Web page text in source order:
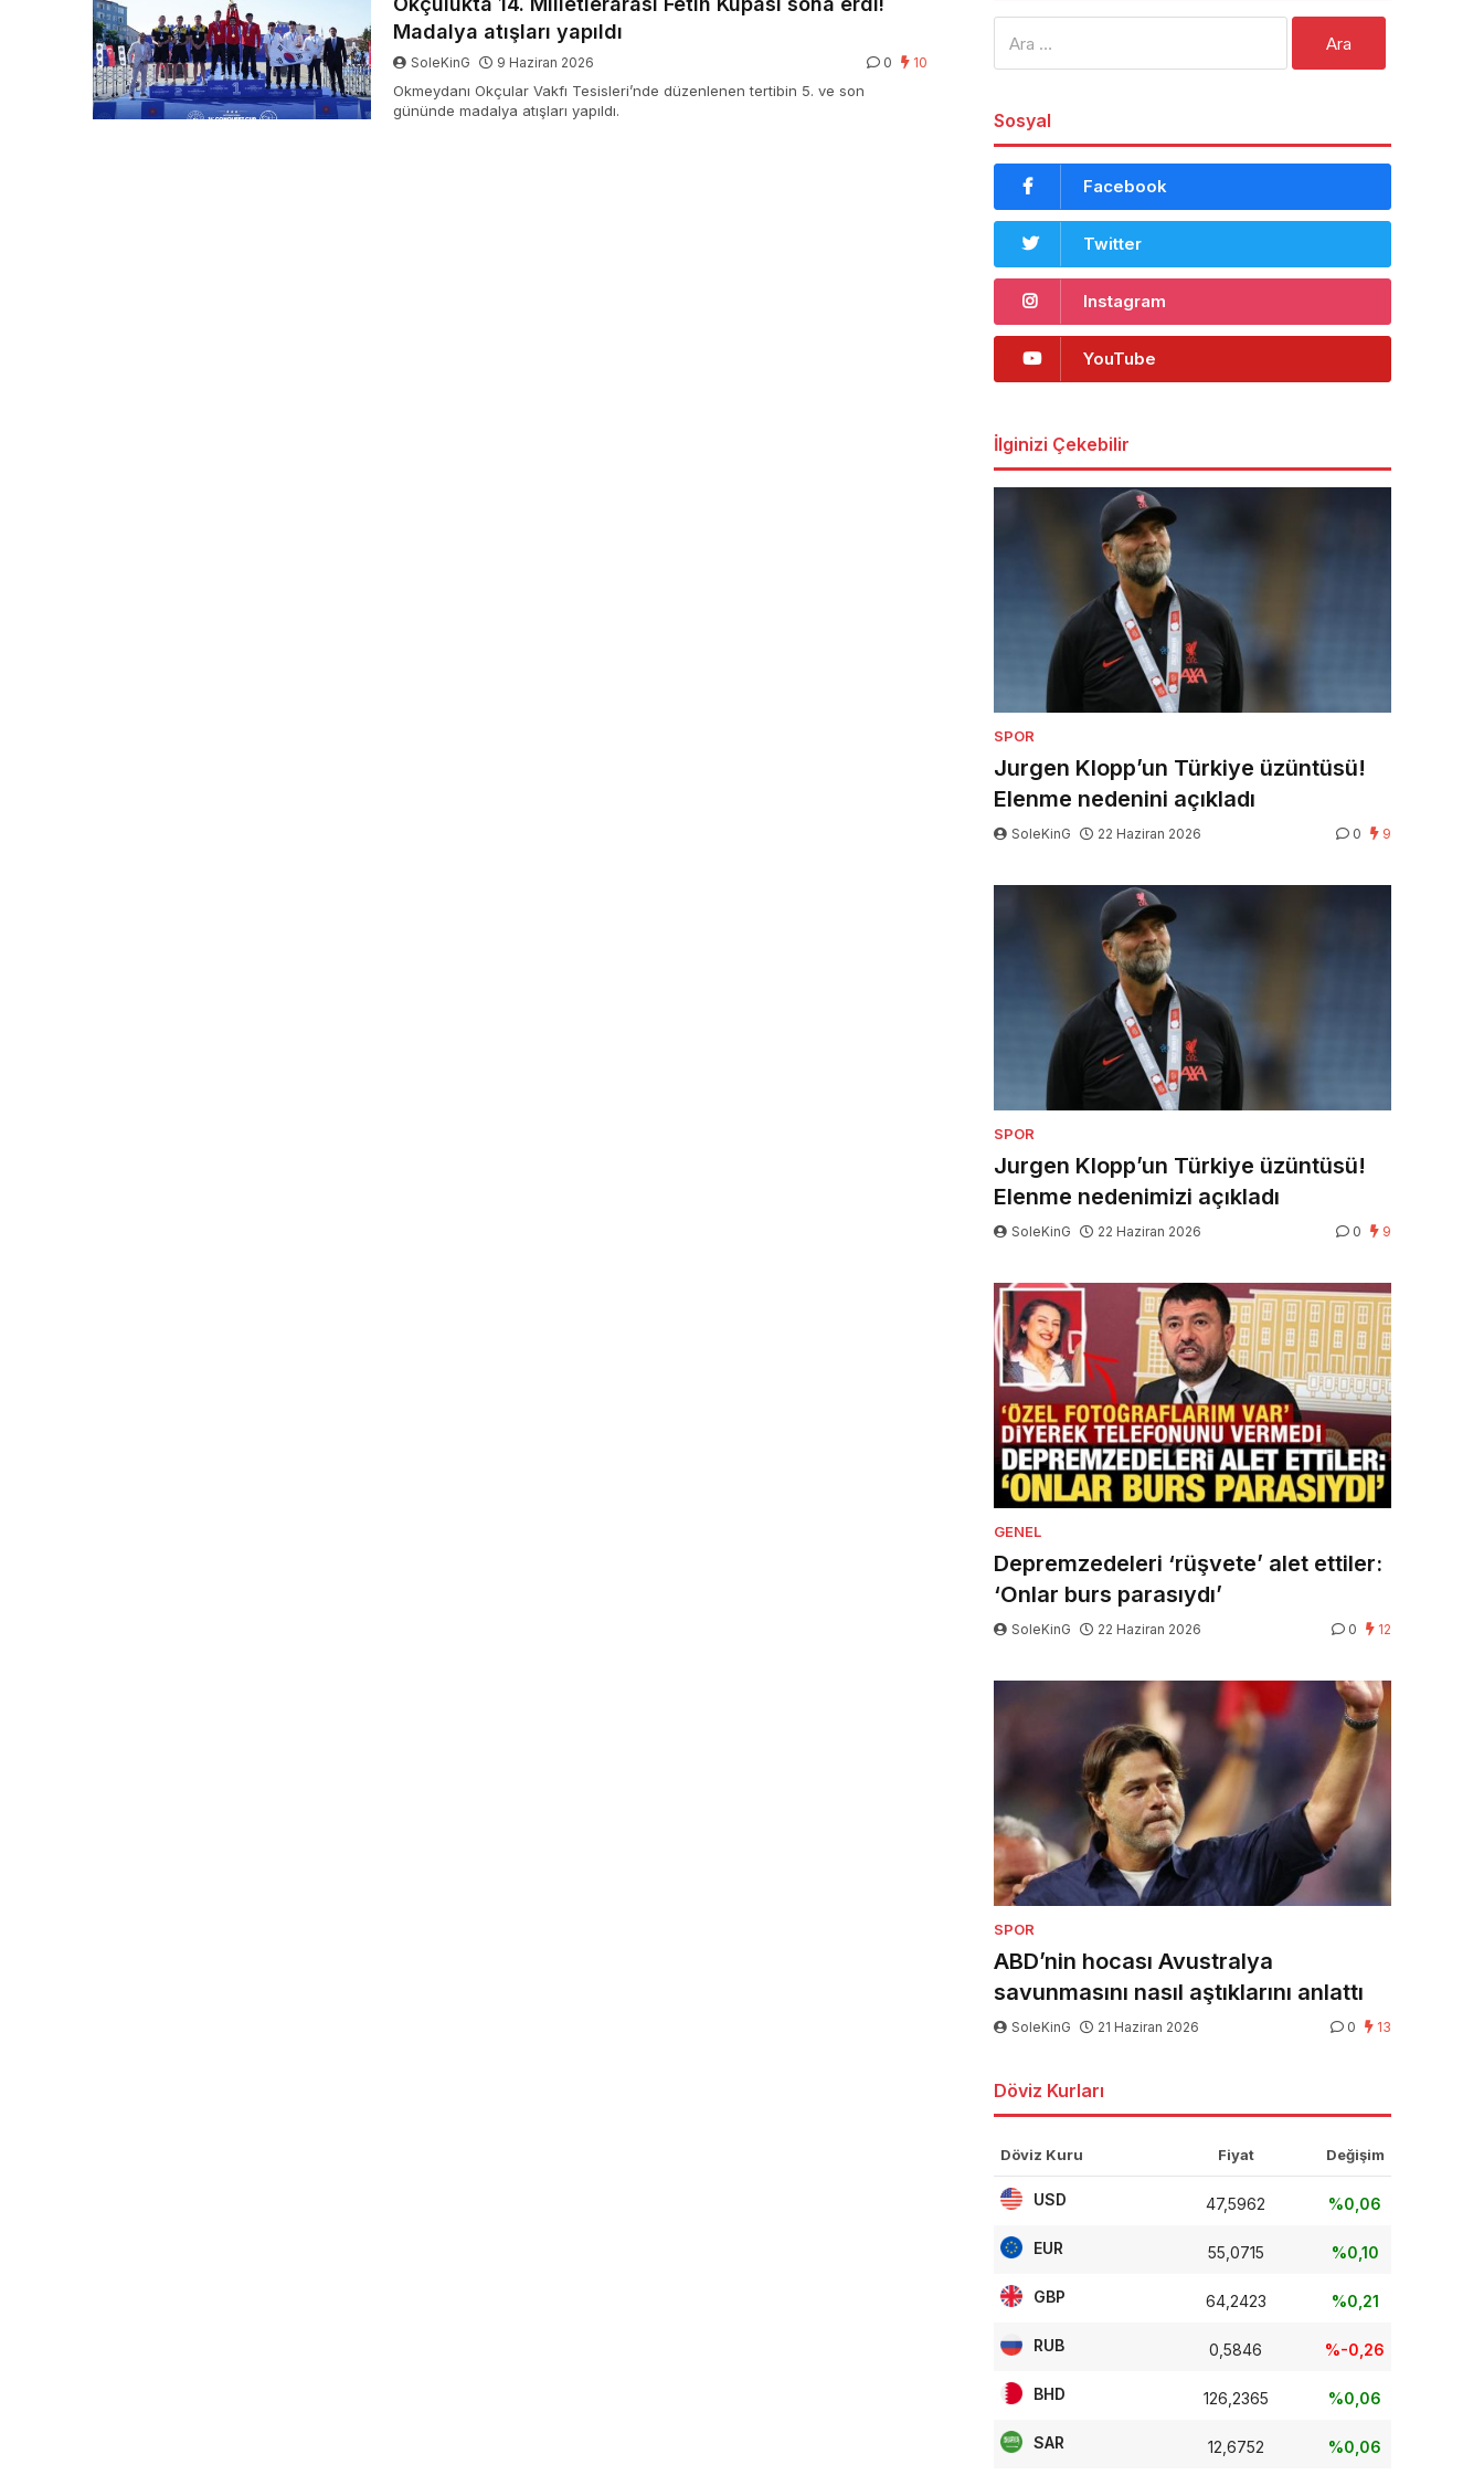
Madalya atışları yapıldı
SoleKinG 9 Haziran 2026 0 10
Okmeydanı Okçular Vakfı Tesisleri’nde düzenlenen tertibin 5. ve son
gününde madalya atışları yapıldı.
Sosyal
Facebook
Twitter
Instagram
YouTube
İlginizi Çekebilir
SPOR
Jurgen Klopp’un Türkiye üzüntüsü!
Elenme nedenini açıkladı
SoleKinG 22 Haziran 2026 0 9
SPOR
Jurgen Klopp’un Türkiye üzüntüsü!
Elenme nedenimizi açıkladı
SoleKinG 22 Haziran 2026 0 9
GENEL
Depremzedeleri ‘rüşvete’ alet ettiler:
‘Onlar burs parasıydı’
SoleKinG 22 Haziran 2026 0 12
SPOR
ABD’nin hocası Avustralya
savunmasını nasıl aştıklarını anlattı
SoleKinG 21 Haziran 2026 0 13
Döviz Kurları
Döviz Kuru Fiyat Değişim
USD 47,5962 %0,06
EUR 55,0715 %0,10
GBP 64,2423 %0,21
RUB 0,5846 %-0,26
BHD 126,2365 %0,06
SAR 12,6752 %0,06